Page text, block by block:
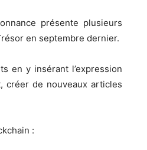
présente plusieurs
en septembre dernier.
en y insérant l’expression
créer de nouveaux articles
: